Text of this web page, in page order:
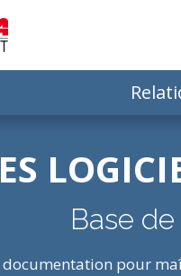
Base
documentation pour